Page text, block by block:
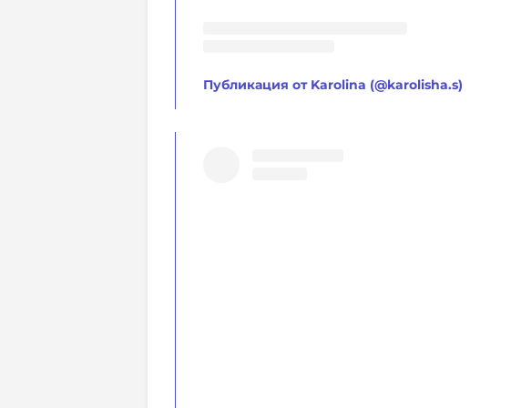
Публикация от Karolina (@karolisha.s)